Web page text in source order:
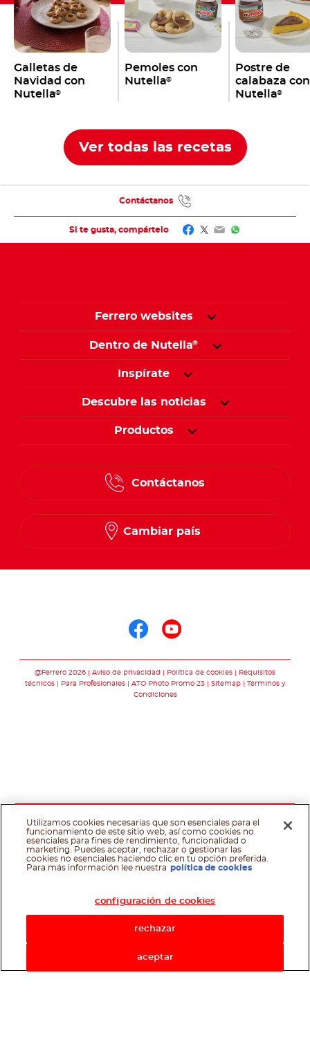
Galletas de
Navidad con
Nutella®
Pemoles con
Nutella®
Postre de
calabaza con
Nutella®
Ver todas las recetas
Asistente de recetas
Si te gusta, compártelo Facebook
Twitter
EmailWhatsApp
Contáctanos
Ferrero websites
Dentro de Nutella®
Inspírate
Descubre las noticias
Productos
Contáctanos
Cambiar país
@Ferrero 2026 Aviso de privacidad Política de cookies
Requisitos
técnicos
Para Profesionales ATO Photo Promo 23 Sitemap
Términos y
Condiciones
Utilizamos cookies necesarias que son esenciales para el
funcionamiento de este sitio web, así como cookies no
esenciales para fines de rendimiento, funcionalidad o
marketing. Puedes aceptar, rechazar o gestionar las
cookies no esenciales haciendo clic en tu opción preferida.
Para más información lee nuestra política de cookies
configuración de cookies
rechazar
aceptar